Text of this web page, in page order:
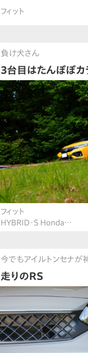
フィット
負け犬さん
3台目はたんぽぽカ
フィット
HYBRID・S Honda…
今でもアイルトンセナが
走りのRS